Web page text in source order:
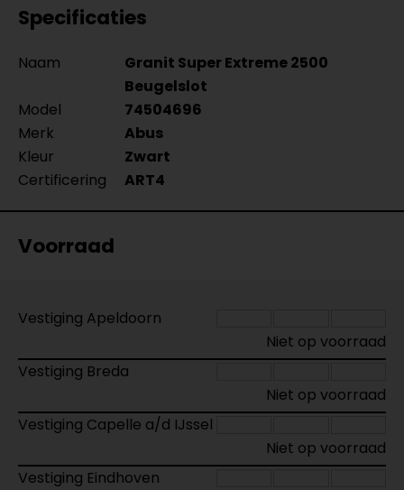
Specificaties
Naam
Granit Super Extreme 2500
Beugelslot
Model
74504696
Merk
Abus
Kleur
Zwart
Certificering
ART4
Voorraad
Vestiging Apeldoorn
Niet op voorraad
Vestiging Breda
Niet op voorraad
Vestiging Capelle a/d IJssel
Niet op voorraad
Vestiging Eindhoven